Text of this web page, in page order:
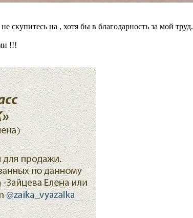
скупитесь на , хотя бы в благодарность за мой труд.
!!!